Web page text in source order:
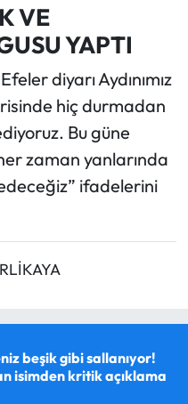
VE
YAPTI
diyarı Aydınımız
hiç durmadan
Bu güne
zaman yanlarında
ifadelerini
beşik gibi sallanıyor!
isimden kritik açıklama